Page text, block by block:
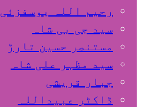
رحیم اللہ یوسفزئی
سید جی بی شاہ
مستنصر حسین تارڑ
سید مظہر علی شاہ
جبار قریشی
ڈاکٹر عبیداللہ